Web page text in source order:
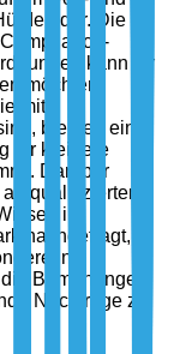
dar. Die
kann für
möchten,
mit
bleiben eine
für kleinere
Darüber
qualifizierten
in
nachgefragt,
in
Bemühungen,
Nachfrage zu